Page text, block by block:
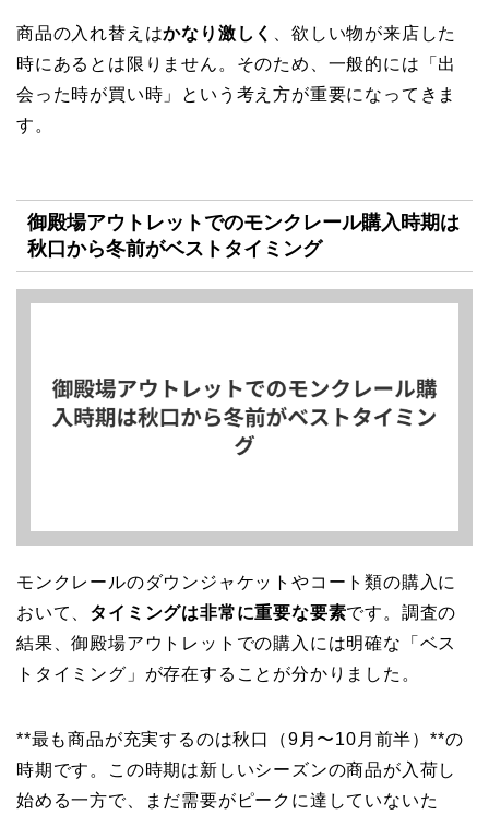
商品の入れ替えはかなり激しく
、欲しい物が来店した
時にあるとは限りません。そのため、一般的には「出
会った時が買い時」という考え方が重要になってきま
す。
御殿場アウトレットでのモンクレール購入時期は
秋口から冬前がベストタイミング
モンクレールのダウンジャケットやコート類の購入に
おいて、 タイミングは非常に重要な要素です。調査の
結果、御殿場アウトレットでの購入には明確な「ベス
トタイミング」が存在することが分かりました。
**最も商品が充実するのは秋口（9月〜10月前半）**の
時期です。この時期は新しいシーズンの商品が入荷し
始める一方で、まだ需要がピークに達していないた